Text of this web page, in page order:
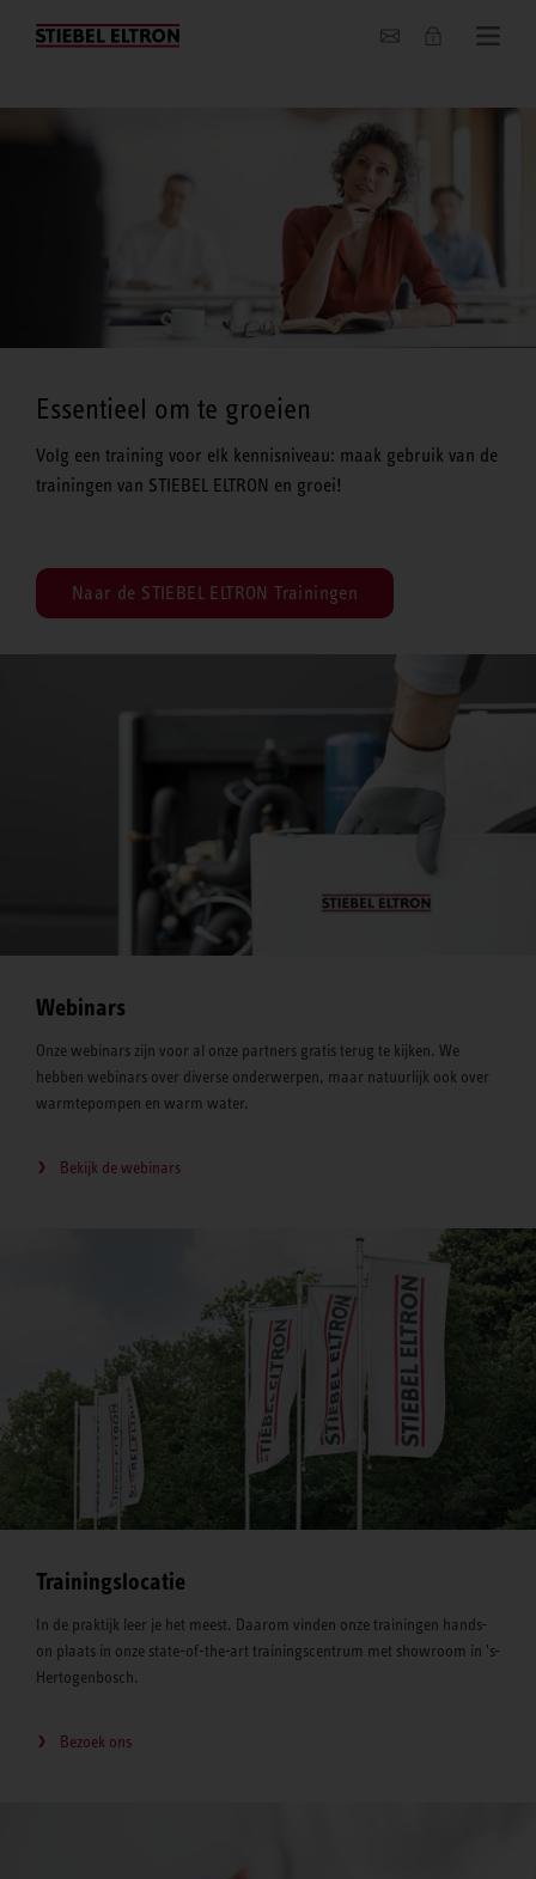
Actueel
Essentieel om te groeien
Volg een training voor elk kennisniveau: maak gebruik van de
trainingen van STIEBEL ELTRON en groei!
Naar de STIEBEL ELTRON Trainingen
Webinars
Onze webinars zijn voor al onze partners gratis terug te kijken. We
hebben webinars over diverse onderwerpen, maar natuurlijk ook over
warmtepompen en warm water.
Bekijk de webinars
Trainingslocatie
In de praktijk leer je het meest. Daarom vinden onze trainingen hands-
on plaats in onze state-of-the-art trainingscentrum met showroom in 's-
Hertogenbosch.
Bezoek ons